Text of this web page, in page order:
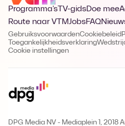
Programma's TV-gidsDoe mee
Route naar VTMJobsFAQ
GebruiksvoorwaardenCookiebeleid
Toegankelijkheidsverklaring
Cookie instellingen
DPG Media NV - Mediaplein 1, 2018